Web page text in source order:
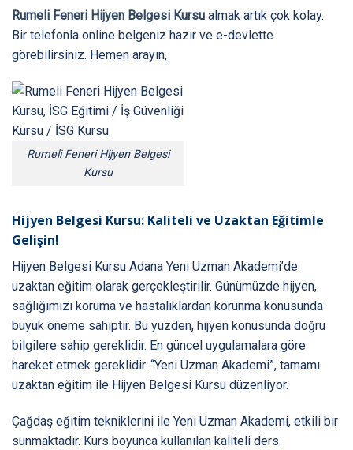
Rumeli Feneri Hijyen Belgesi Kursu almak artık çok kolay.
Bir telefonla online belgeniz hazır ve e-devlette
görebilirsiniz. Hemen arayın,
Rumeli Feneri Hijyen Belgesi
Kursu
Hijyen Belgesi Kursu: Kaliteli ve Uzaktan Eğitimle
Gelişin!
Hijyen Belgesi Kursu Adana Yeni Uzman Akademi’de
uzaktan eğitim olarak gerçekleştirilir. Günümüzde hijyen,
sağlığımızı koruma ve hastalıklardan korunma konusunda
büyük öneme sahiptir. Bu yüzden, hijyen konusunda doğru
bilgilere sahip gereklidir. En güncel uygulamalara göre
hareket etmek gereklidir. “Yeni Uzman Akademi”, tamamı
uzaktan eğitim ile Hijyen Belgesi Kursu düzenliyor.
Çağdaş eğitim tekniklerini ile Yeni Uzman Akademi, etkili bir
sunmaktadır. Kurs boyunca kullanılan kaliteli ders